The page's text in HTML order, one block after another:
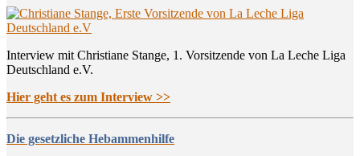
Interview mit Christiane Stange, 1. Vorsitzende von La Leche Liga
Deutschland e.V.
Hier geht es zum Interview >>
Die gesetzliche Hebammenhilfe